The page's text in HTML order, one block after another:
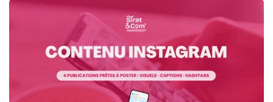
touche à ta communication digitale. 3. POURQUOI ME
FAIRE CONFIANCE Formation grande école en marketing
(GEM - double master) Expérience en entreprise chez
Danone et Aoste Maîtrise des outils : Canva, CapCut, Meta
Business Suite, Metricool, Notion Approche stratégique et
créative, pas seulement opérationnelle Disponible, réactive
et transparente sur les résultats Tu as un projet ou une
question ? Envoie-moi un message, je réponds